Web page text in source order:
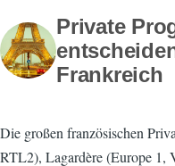
Private
Frankreich
Die großen französischen
RTL2), Lagardère (Europe